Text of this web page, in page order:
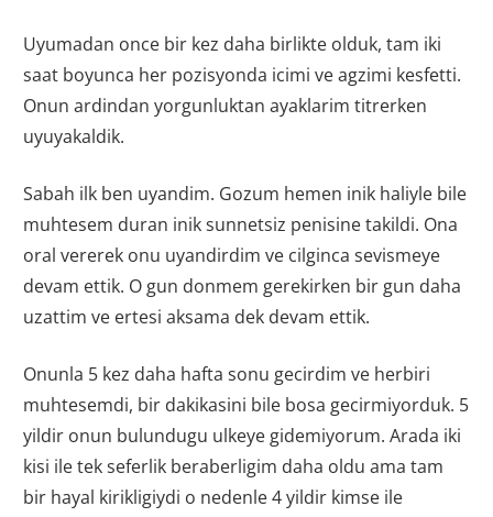
Uyumadan once bir kez daha birlikte olduk, tam iki
saat boyunca her pozisyonda icimi ve agzimi kesfetti.
Onun ardindan yorgunluktan ayaklarim titrerken
uyuyakaldik.
Sabah ilk ben uyandim. Gozum hemen inik haliyle bile
muhtesem duran inik sunnetsiz penisine takildi. Ona
oral vererek onu uyandirdim ve cilginca sevismeye
devam ettik. O gun donmem gerekirken bir gun daha
uzattim ve ertesi aksama dek devam ettik.
Onunla 5 kez daha hafta sonu gecirdim ve herbiri
muhtesemdi, bir dakikasini bile bosa gecirmiyorduk. 5
yildir onun bulundugu ulkeye gidemiyorum. Arada iki
kisi ile tek seferlik beraberligim daha oldu ama tam
bir hayal kirikligiydi o nedenle 4 yildir kimse ile